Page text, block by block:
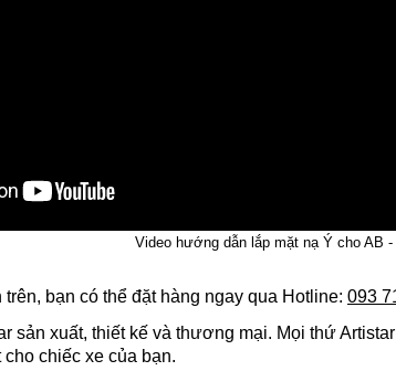
Video hướng dẫn lắp mặt nạ Ý cho AB -
bạn có thể đặt hàng ngay qua Hotline: 093
sản xuất, thiết kế và thương mại. Mọi thứ
chiếc xe của bạn.